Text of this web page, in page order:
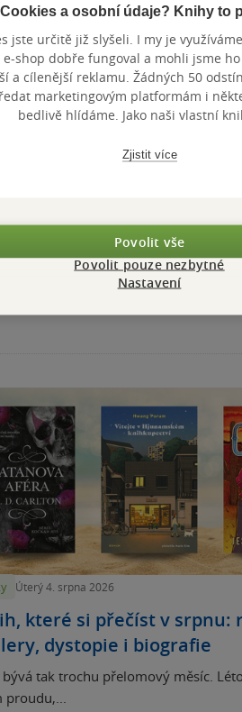
Úterý 4. srpna 2026
které si přečíst v srpnu:
dystopie i biografie
bývá tak trochu přelomový měsíc.
Cookies a osobní údaje? Knihy to
jste určitě již slyšeli. I my je
shop dobře fungoval a mohli jsme
a cílenější reklamu. Žádných 50
marketingovým platformám i
bedlivě hlídáme. Jako naši vlastní
Zjistit více
Povolit vše
Povolit pouze nezbytné
Nastavení